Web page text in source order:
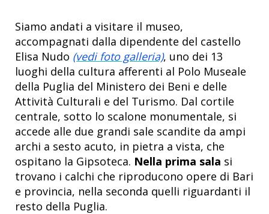
Siamo andati a visitare il museo,
accompagnati dalla dipendente del castello
Elisa Nudo (vedi foto galleria), uno dei 13
luoghi della cultura afferenti al Polo Museale
della Puglia del Ministero dei Beni e delle
Attività Culturali e del Turismo. Dal cortile
centrale, sotto lo scalone monumentale, si
accede alle due grandi sale scandite da ampi
archi a sesto acuto, in pietra a vista, che
ospitano la Gipsoteca. Nella prima sala si
trovano i calchi che riproducono opere di Bari
e provincia, nella seconda quelli riguardanti il
resto della Puglia.